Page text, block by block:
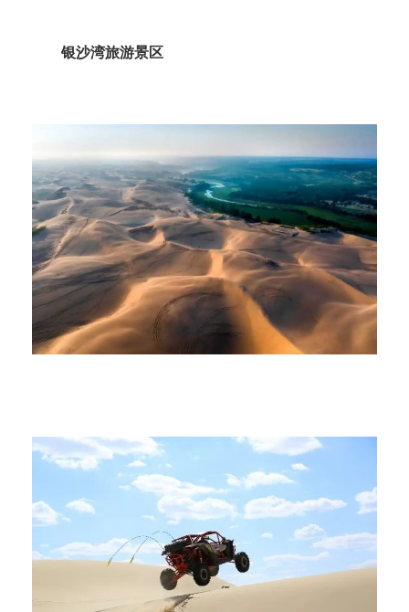
银沙湾旅游景区